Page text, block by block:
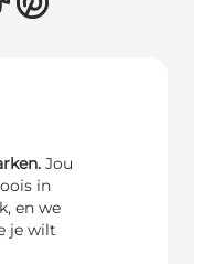
Jou
in
en we
je wilt